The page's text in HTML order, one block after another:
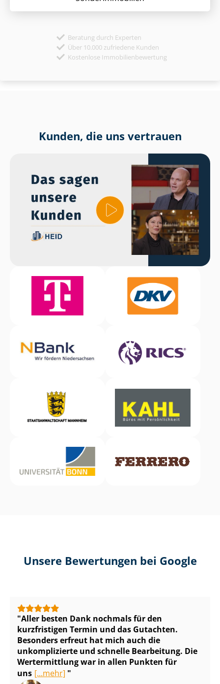
Beratung durch Experten
Über 10.000 zufriedene Kunden
Kostenlose Immobilienbewertung
Kunden, die uns vertrauen
Unsere Bewertungen bei Google
Aller besten Dank nochmals für den
kurzfristigen Termin und das Gutachten.
Besonders erfreut hat mich auch die
unkomplizierte und schnelle Bearbeitung. Die
Wertermittlung war in allen Punkten für
uns [...mehr]